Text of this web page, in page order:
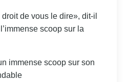
de vous le dire», dit-il
scoop sur la
immense scoop sur son